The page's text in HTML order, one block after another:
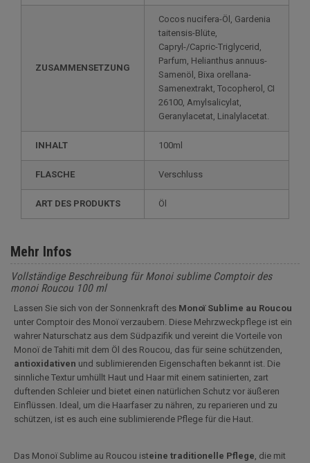
ZUSAMMENSETZUNG
Cocos nucifera-Öl, Gardenia
taitensis-Blüte,
Capryl-/Capric-Triglycerid,
Parfum, Helianthus annuus-
Samenöl, Bixa orellana-
Samenextrakt, Tocopherol, CI
26100, Amylsalicylat,
Geranylacetat, Linalylacetat.
INHALT 100ml
FLASCHE Verschluss
ART DES PRODUKTS Öl
Mehr Infos
Vollständige Beschreibung für Monoi sublime Comptoir des
monoi Roucou 100 ml
Lassen Sie sich von der Sonnenkraft des Monoï Sublime au Roucou
unter Comptoir des Monoï verzaubern. Diese Mehrzweckpflege ist ein
wahrer Naturschatz aus dem Südpazifik und vereint die Vorteile von
Monoï de Tahiti mit dem Öl des Roucou, das für seine schützenden,
antioxidativen und sublimierenden Eigenschaften bekannt ist. Die
sinnliche Textur umhüllt Haut und Haar mit einem satinierten, zart
duftenden Schleier und bietet einen natürlichen Schutz vor äußeren
Einflüssen. Ideal, um die Haarfaser zu nähren, zu reparieren und zu
schützen, ist es auch eine sublimierende Pflege für die Haut.
Das Monoï Sublime au Roucou isteine traditionelle Pflege , die mit